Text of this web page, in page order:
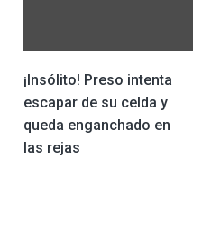
¡Insólito! Preso intenta
escapar de su celda y
queda enganchado en
las rejas